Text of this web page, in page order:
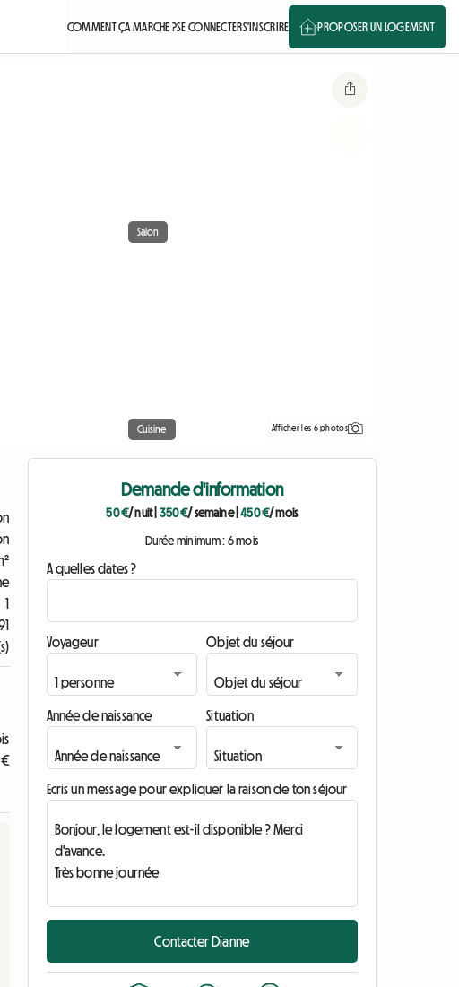
COMMENT ÇA MARCHE ?SE CONNECTERS'INSCRIRE PROPOSER UN LOGEMENT
Salon
Cuisine Afficher les 6 photos
1
Demande d'information
50 €/ nuit| 350 €/ semaine|450 €/ mois
Durée minimum : 6 mois
A quelles dates ?
Voyageur Objet du séjour
Année de naissance Situation
Ecris un message pour expliquer la raison de ton séjour
Contacter Dianne